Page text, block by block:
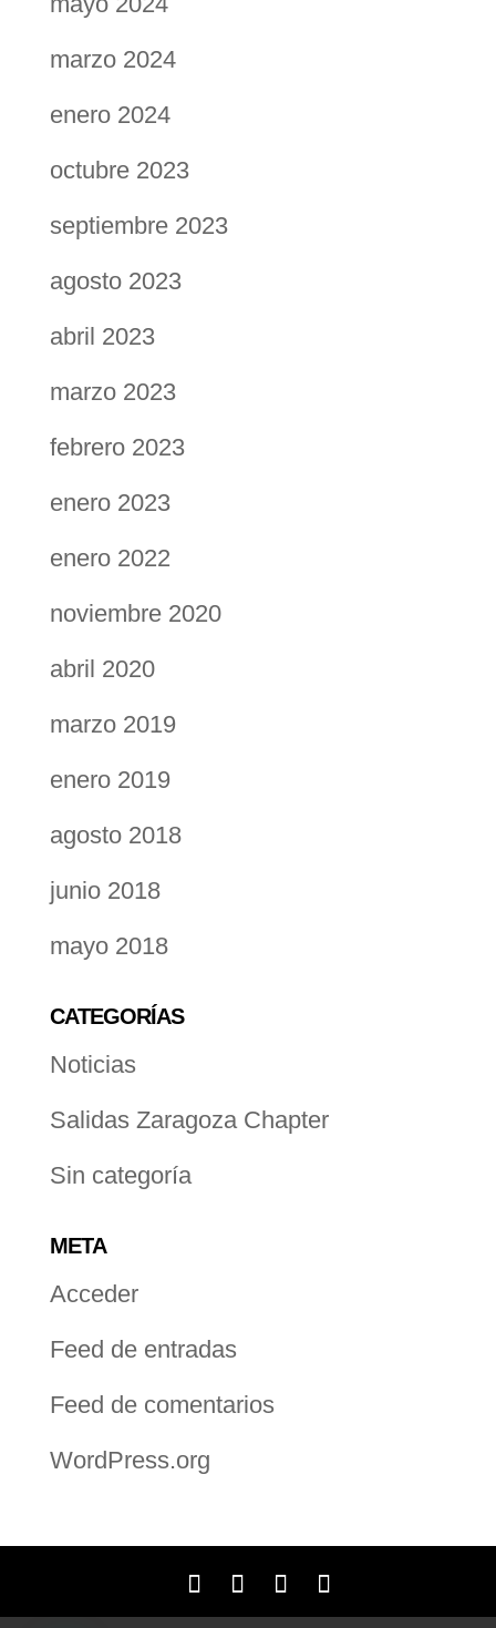
marzo 2024
enero 2024
octubre 2023
septiembre 2023
agosto 2023
abril 2023
marzo 2023
febrero 2023
enero 2023
enero 2022
noviembre 2020
abril 2020
marzo 2019
enero 2019
agosto 2018
junio 2018
mayo 2018
CATEGORÍAS
Noticias
Salidas Zaragoza Chapter
Sin categoría
META
Acceder
Feed de entradas
Feed de comentarios
WordPress.org